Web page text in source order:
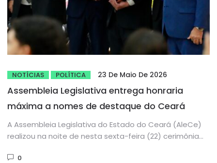
NOTÍCIAS POLÍTICA 23 De Maio De 2026
Assembleia Legislativa entrega honraria
máxima a nomes de destaque do Ceará
A Assembleia Legislativa do Estado do Ceará (AleCe)
realizou na noite de nesta sexta-feira (22) cerimônia
0